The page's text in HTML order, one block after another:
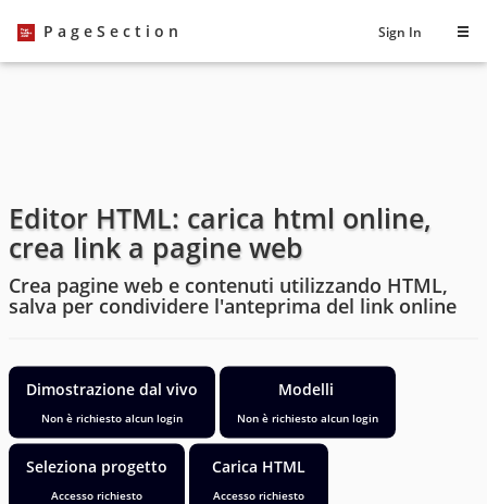
PageSection Sign In
Editor HTML: carica html online,
crea link a pagine web
Crea pagine web e contenuti utilizzando HTML,
salva per condividere l'anteprima del link online
Dimostrazione dal vivo
Non è richiesto alcun login
Modelli
Non è richiesto alcun login
Seleziona progetto
Accesso richiesto
Carica HTML
Accesso richiesto